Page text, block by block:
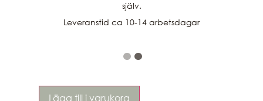
själv.
Lägg till i varukorg